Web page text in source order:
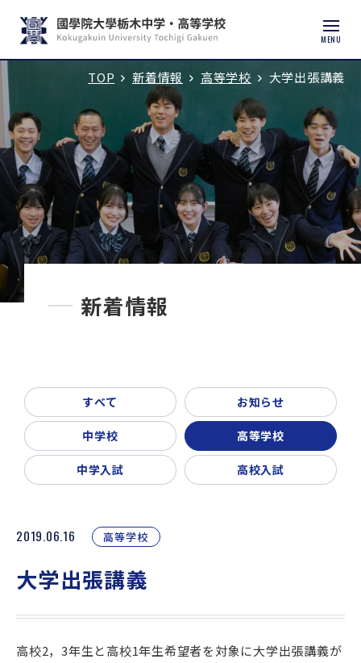
MENU
入試説明会・学校見学
学校紹介
中学校
高等学校
高校入試
お問い合わせ・資料請求
ご利用ガイド
リンク集
新着情報
TOP 新着情報 高等学校 大学出張講義
すべて お知らせ
中学校 高等学校
中学入試 高校入試
2019.06.16 高等学校
大学出張講義
高校2，3年生と高校1年生希望者を対象に大学出張講義が